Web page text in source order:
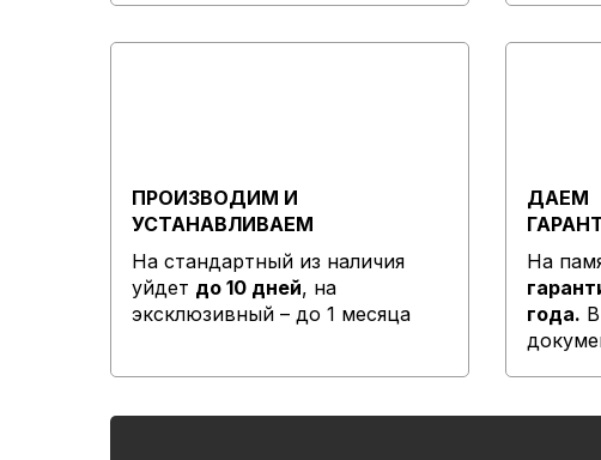
На стандартный из наличия
уйдет до 10 дней, на
эксклюзивный – до 1 месяца
ПРОИЗВОДИМ И
УСТАНАВЛИВАЕМ
На
года.
ДАЕМ